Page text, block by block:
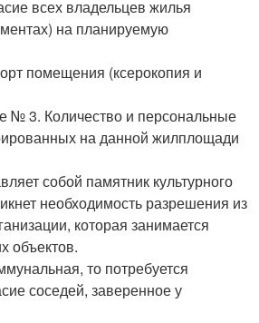
всех владельцев жилья
на планируемую
помещения (ксерокопия и
№ 3. Количество и персональные
на данной жилплощади
собой памятник культурного
необходимость разрешения из
которая занимается
объектов.
то потребуется
соседей, заверенное у